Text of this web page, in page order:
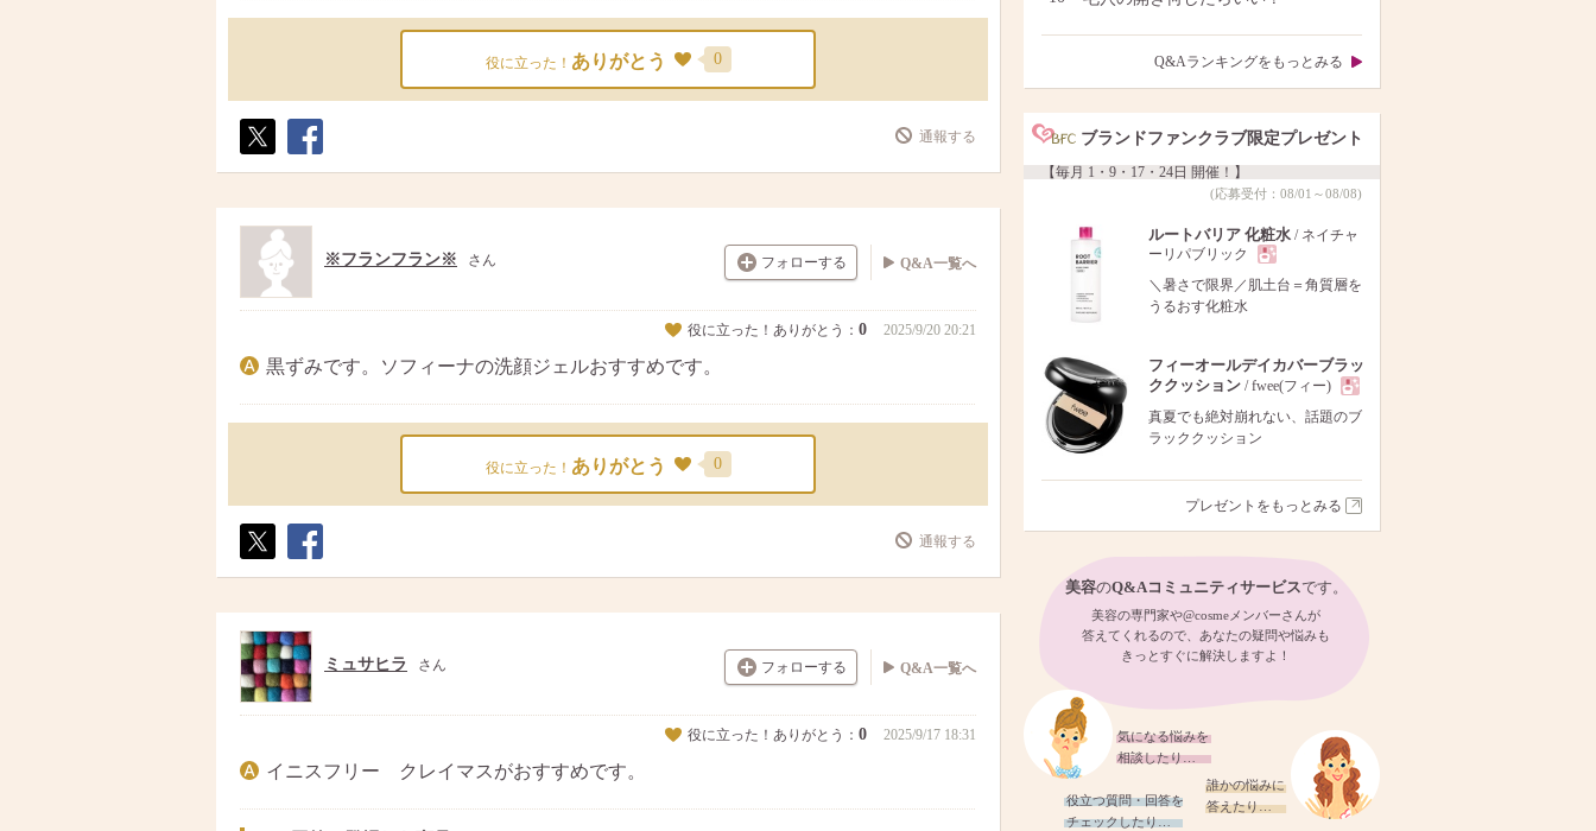
役に立った！ ありがとう 0
ト
ア
通報する
フォローする
※フランフラン※ さん Q&A一覧へ
役に立った！ありがとう： 0 2025/9/20 20:21
黒ずみです。ソフィーナの洗顔ジェルおすすめです。
役に立った！ ありがとう 0
ト
ア
通報する
フォローする
ミュサヒラ さん Q&A一覧へ
役に立った！ありがとう： 0 2025/9/17 18:31
イニスフリー クレイマスがおすすめです。
Q&Aランキングをもっとみる
ブランドファンクラブ限定プレゼント
【毎月 1・9・17・24日 開催！】
(応募受付：08/01～08/08)
ルートバリア 化粧水 / ネイチャ
ーリパブリック
現
＼暑さで限界／肌土台＝角質層を
うるおす化粧水
フィーオールデイカバーブラッ
ククッション / fwee(フィー)
現
真夏でも絶対崩れない、話題のブ
ラッククッション
プレゼントをもっとみる
美容のQ&Aコミュニティサービスです。
美容の専門家や@cosmeメンバーさんが
答えてくれるので、あなたの疑問や悩みも
きっとすぐに解決しますよ！
気になる悩みを
相談したり…
誰かの悩みに
答えたり…
役立つ質問・回答を
チェックしたり…